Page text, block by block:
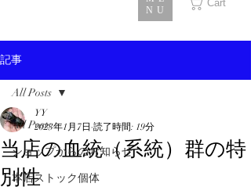
NU
Cart
記事
All Posts
ショップからのお知らせ
本店ストック個体
All Posts
当店の血統（系統）群の特
別性
YY
2023年1月7日 読了時間: 19分